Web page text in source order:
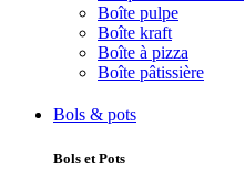
Boîte pulpe
Boîte kraft
Boîte à pizza
Boîte pâtissière
Bols & pots
Bols et Pots